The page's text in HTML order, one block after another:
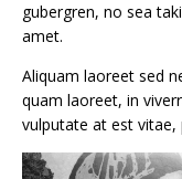
gubergren, no sea
amet.
Aliquam laoreet sed
quam laoreet, in
vulputate at est